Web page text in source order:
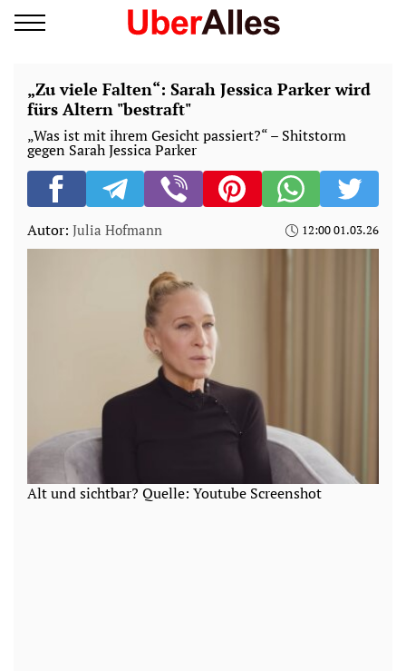
„Zu viele Falten“: Sarah Jessica Parker wird
fürs Altern "bestraft"
„Was ist mit ihrem Gesicht passiert?“ – Shitstorm
gegen Sarah Jessica Parker
Autor: Julia Hofmann 12:00 01.03.26
Alt und sichtbar? Quelle: Youtube Screenshot